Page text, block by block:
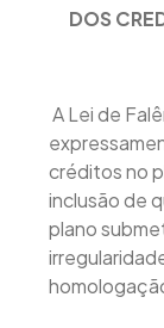
DOS
A Lei de
créditos no
inclusão de
plano